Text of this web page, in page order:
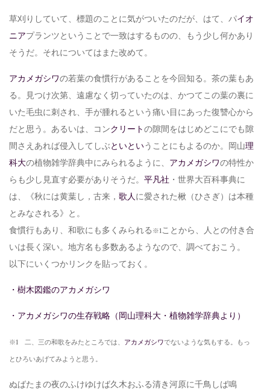
草刈りしていて、標題のことに気がついたのだが、はて、パイオ
ニアプランツということで一致はするものの、もう少し何かあり
そうだ。それについてはまた改めて。
アカメガシワの若葉の食慣行があることを今回知る。茶の葉もあ
る。見つけ次第、遠慮なく切っていたのは、かつてこの葉の裏に
いた毛虫に刺され、手が腫れるという痛い目にあった復讐心から
だと思う。あるいは、コンクリートの隙間をはじめどこにでも隙
間さえあれば侵入してしぶといということにもよるのか。岡山理
科大の植物雑学辞典中にみられるように、 アカメガシワの特性か
らも少し見直す必要がありそうだ。 平凡社 ・世界大百科事典に
は、《秋には黄葉し，古来， 歌人に愛された楸（ひさぎ）は本種
とみなされる》と。
食慣行もあり、和歌にも多くみられる ※1ことから、人との付き合
いは長く深い。地方名も多数あるようなので、調べておこう。
以下にいくつかリンクを貼っておく。
・樹木図鑑のアカメガシワ
・アカメガシワの生存戦略（岡山理科大・植物雑学辞典より）
※1 二、三の和歌をみたところでは、 アカメガシワでないような気もする。もっ
とひろいあげてみようと思う。
ぬばたまの夜のふけゆけば久木おふる清き河原に千鳥しば鳴